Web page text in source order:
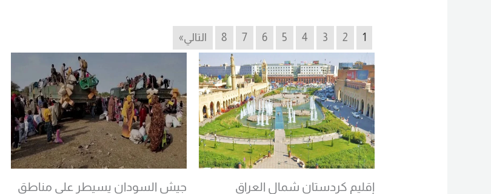
1
2
3
4
5
6
7
8 التالي»
إقليم كردستان شمال العراق
جيش السودان يسيطر على مناطق